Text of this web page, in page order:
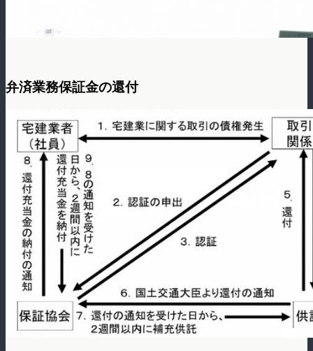
弁済業務保証金の還付